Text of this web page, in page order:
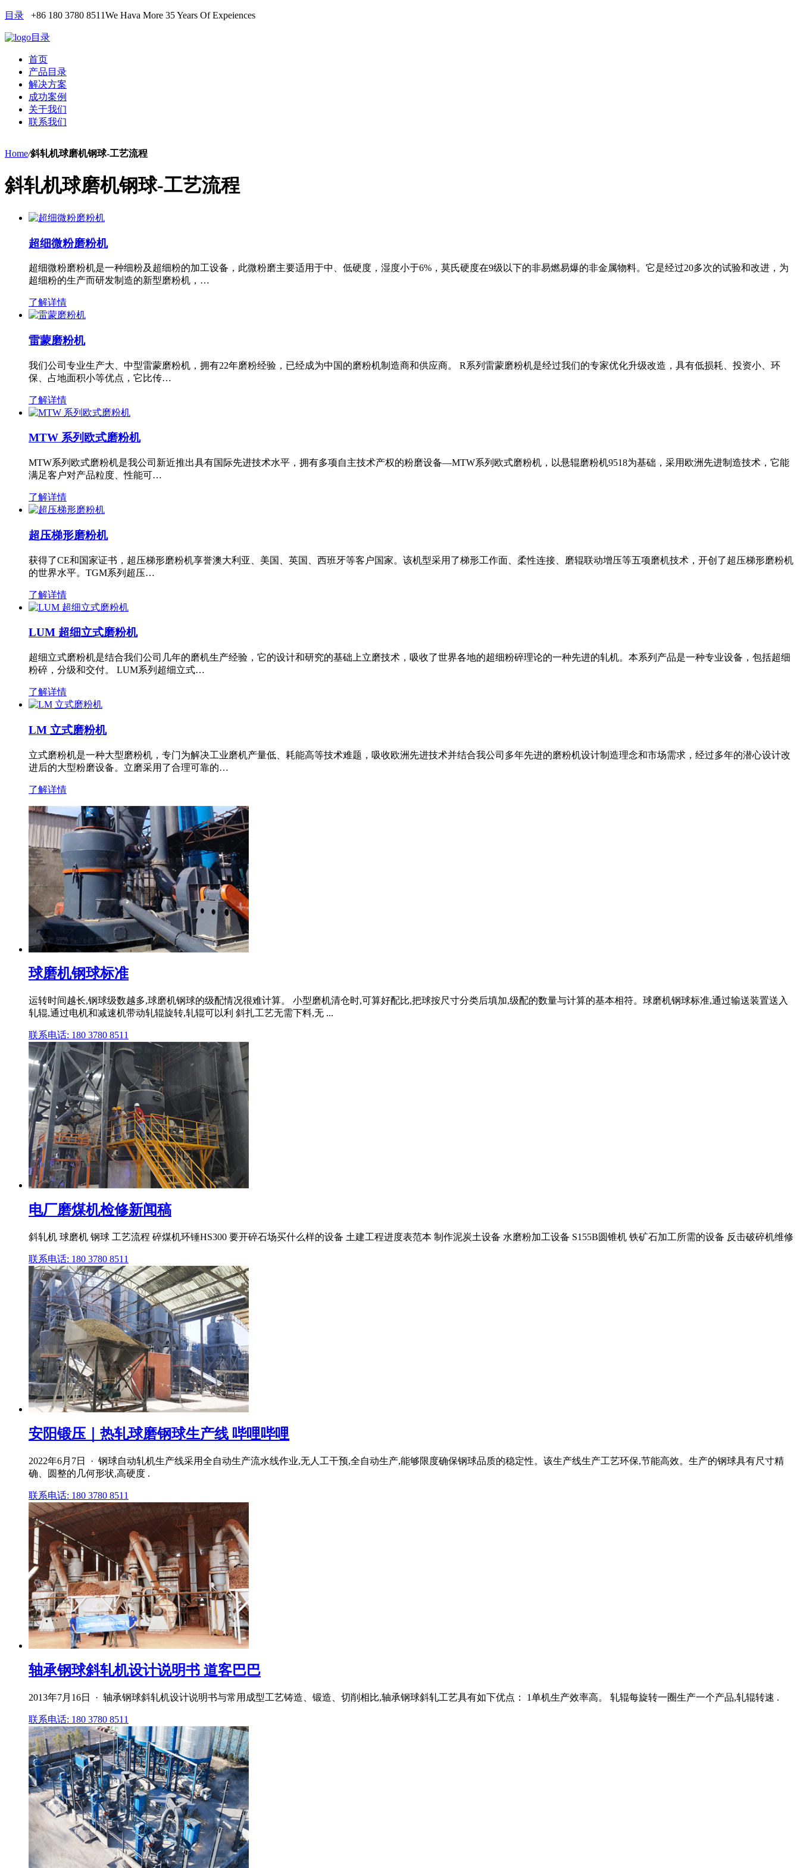
目录 +86 180 3780 8511We Hava More 35 Years Of Expeiences
目录
首页
产品目录
解决方案
成功案例
关于我们
联系我们
Home/斜轧机球磨机钢球-工艺流程
斜轧机球磨机钢球-工艺流程
超细微粉磨粉机
超细微粉磨粉机是一种细粉及超细粉的加工设备，此微粉磨主要适用于中、低硬度，湿度小于6%，莫氏硬度在9级以下的非易燃易爆的非金属物料。它是经过20多次的试验和改进，为
超细粉的生产而研发制造的新型磨粉机，…
了解详情
雷蒙磨粉机
我们公司专业生产大、中型雷蒙磨粉机，拥有22年磨粉经验，已经成为中国的磨粉机制造商和供应商。 R系列雷蒙磨粉机是经过我们的专家优化升级改造，具有低损耗、投资小、环
保、占地面积小等优点，它比传…
了解详情
MTW 系列欧式磨粉机
MTW系列欧式磨粉机是我公司新近推出具有国际先进技术水平，拥有多项自主技术产权的粉磨设备—MTW系列欧式磨粉机，以悬辊磨粉机9518为基础，采用欧洲先进制造技术，它能
满足客户对产品粒度、性能可…
了解详情
超压梯形磨粉机
获得了CE和国家证书，超压梯形磨粉机享誉澳大利亚、美国、英国、西班牙等客户国家。该机型采用了梯形工作面、柔性连接、磨辊联动增压等五项磨机技术，开创了超压梯形磨粉机
的世界水平。TGM系列超压…
了解详情
LUM 超细立式磨粉机
超细立式磨粉机是结合我们公司几年的磨机生产经验，它的设计和研究的基础上立磨技术，吸收了世界各地的超细粉碎理论的一种先进的轧机。本系列产品是一种专业设备，包括超细
粉碎，分级和交付。 LUM系列超细立式…
了解详情
LM 立式磨粉机
立式磨粉机是一种大型磨粉机，专门为解决工业磨机产量低、耗能高等技术难题，吸收欧洲先进技术并结合我公司多年先进的磨粉机设计制造理念和市场需求，经过多年的潜心设计改
进后的大型粉磨设备。立磨采用了合理可靠的…
了解详情
球磨机钢球标准
运转时间越长,钢球级数越多,球磨机钢球的级配情况很难计算。 小型磨机清仓时,可算好配比,把球按尺寸分类后填加,级配的数量与计算的基本相符。球磨机钢球标准,通过输送装置送入
轧辊,通过电机和减速机带动轧辊旋转,轧辊可以利 斜扎工艺无需下料,无 ...
联系电话: 180 3780 8511
电厂磨煤机检修新闻稿
斜轧机 球磨机 钢球 工艺流程 碎煤机环锤HS300 要开碎石场买什么样的设备 土建工程进度表范本 制作泥炭土设备 水磨粉加工设备 S155B圆锥机 铁矿石加工所需的设备 反击破碎机维修
联系电话: 180 3780 8511
安阳锻压｜热轧球磨钢球生产线 哔哩哔哩
2022年6月7日 · 钢球自动轧机生产线采用全自动生产流水线作业,无人工干预,全自动生产,能够限度确保钢球品质的稳定性。该生产线生产工艺环保,节能高效。生产的钢球具有尺寸精
确、圆整的几何形状,高硬度 .
联系电话: 180 3780 8511
轴承钢球斜轧机设计说明书 道客巴巴
2013年7月16日 · 轴承钢球斜轧机设计说明书与常用成型工艺铸造、锻造、切削相比,轴承钢球斜轧工艺具有如下优点： 1单机生产效率高。 轧辊每旋转一圈生产一个产品,轧辊转速 .
联系电话: 180 3780 8511